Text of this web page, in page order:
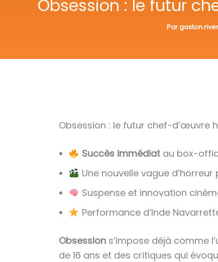
Obsession : le futur
Par
Obsession : le futur chef-d’œuvre
Succès immédiatau box-
Une nouvelle vague
Suspense et innovation
Performance d’Inde
Obsession s’impose déjà comme
de 16 ans et des critiques qui